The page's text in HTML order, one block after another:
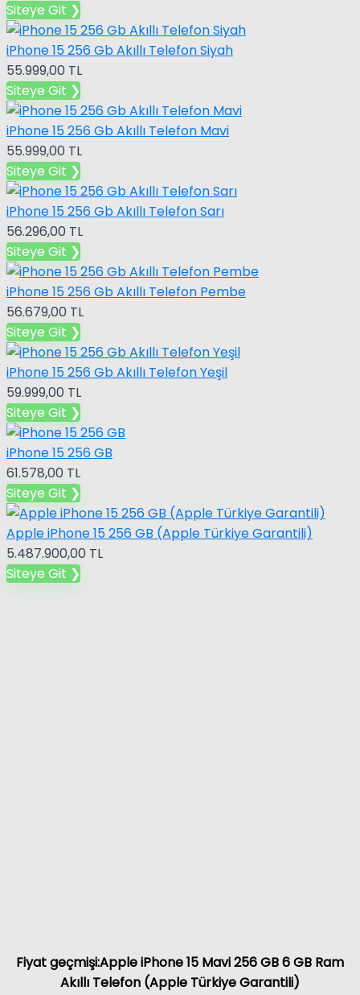
Siteye Git ❯
iPhone 15 256 Gb Akıllı Telefon Siyah
55.999,00 TL
Siteye Git ❯
iPhone 15 256 Gb Akıllı Telefon Mavi
55.999,00 TL
Siteye Git ❯
iPhone 15 256 Gb Akıllı Telefon Sarı
56.296,00 TL
Siteye Git ❯
iPhone 15 256 Gb Akıllı Telefon Pembe
56.679,00 TL
Siteye Git ❯
iPhone 15 256 Gb Akıllı Telefon Yeşil
59.999,00 TL
Siteye Git ❯
iPhone 15 256 GB
61.578,00 TL
Siteye Git ❯
Apple iPhone 15 256 GB (Apple Türkiye Garantili)
5.487.900,00 TL
Siteye Git ❯
Fiyat geçmişi:Apple iPhone 15 Mavi 256 GB 6 GB Ram
Akıllı Telefon (Apple Türkiye Garantili)